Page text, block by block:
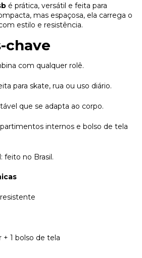
é prática, versátil e feita para
mas espaçosa, ela carrega o
estilo e resistência.
chave
com qualquer rolê.
para skate, rua ou uso diário.
que se adapta ao corpo.
internos e bolso de tela
feito no Brasil.
1 bolso de tela